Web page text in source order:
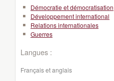
Démocratie et démocratisation
Développement international
Relations internationales
Guerres
Langues :
Français et anglais